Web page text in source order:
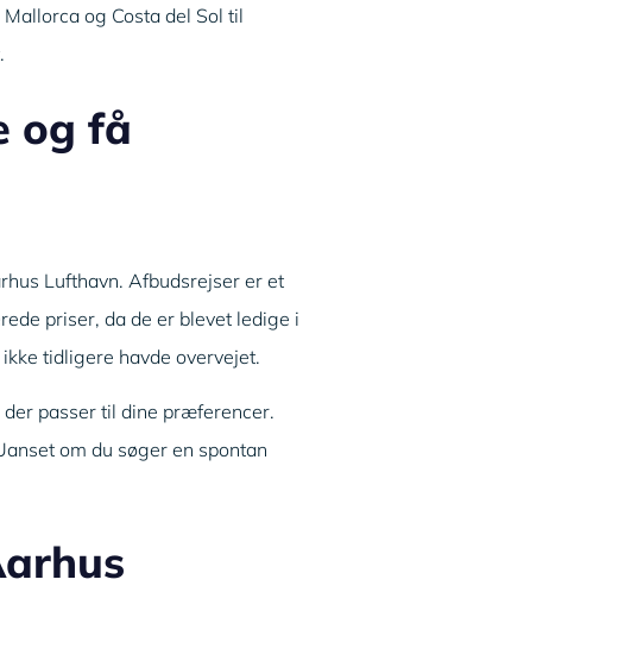
og Costa del Sol til
og få
Lufthavn. Afbudsrejser er et
priser, da de er blevet ledige i
tidligere havde overvejet.
passer til dine præferencer.
om du søger en spontan